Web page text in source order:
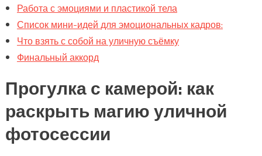
Работа с эмоциями и пластикой тела
Список мини-идей для эмоциональных кадров:
Что взять с собой на уличную съёмку
Финальный аккорд
Прогулка с камерой: как
раскрыть магию уличной
фотосессии